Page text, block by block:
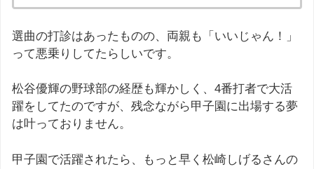
選曲の打診はあったものの、両親も「いいじゃん！」
って悪乗りしてたらしいです。
松谷優輝の野球部の経歴も輝かしく、4番打者で大活
躍をしてたのですが、残念ながら甲子園に出場する夢
は叶っておりません。
甲子園で活躍されたら、もっと早く松崎しげるさんの